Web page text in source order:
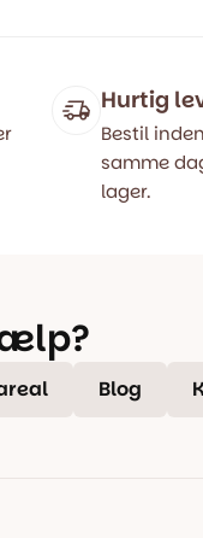
Hurtig
Bestil
samme
lager.
Blog